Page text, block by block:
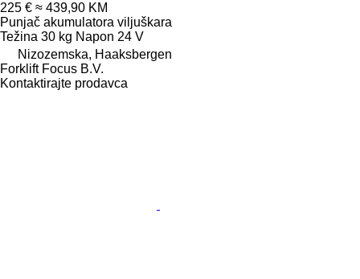
225 € ≈ 439,90 KM
Punjač akumulatora viljuškara
Težina 30 kg Napon 24 V
Nizozemska, Haaksbergen
Forklift Focus B.V.
Kontaktirajte prodavca